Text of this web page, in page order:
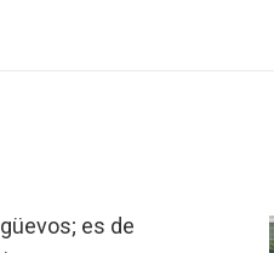
es de